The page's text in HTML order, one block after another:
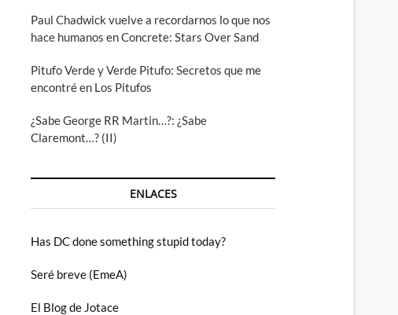
Paul Chadwick vuelve a recordarnos lo que nos
hace humanos en Concrete: Stars Over Sand
Pitufo Verde y Verde Pitufo: Secretos que me
encontré en Los Pitufos
¿Sabe George RR Martin…?: ¿Sabe
Claremont…? (II)
ENLACES
Has DC done something stupid today?
Seré breve (EmeA)
El Blog de Jotace